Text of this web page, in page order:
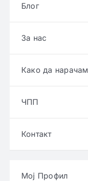
Блог
За нас
Како да нарачам
ЧПП
Контакт
Мој Профил